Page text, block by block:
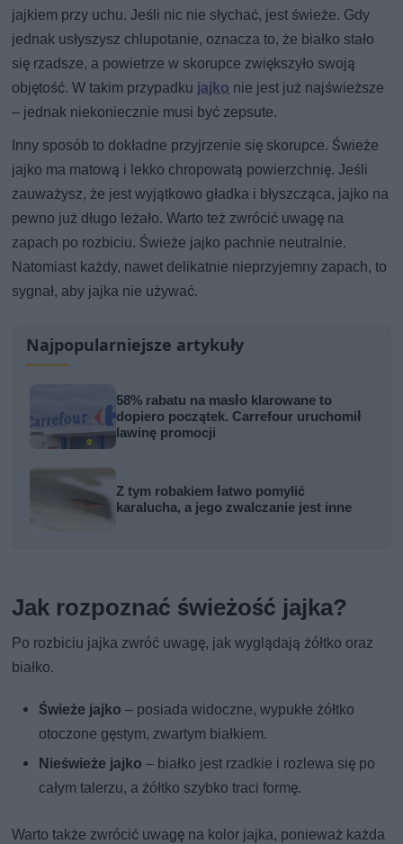
jajkiem przy uchu. Jeśli nic nie słychać, jest świeże. Gdy
jednak usłyszysz chlupotanie, oznacza to, że białko stało
się rzadsze, a powietrze w skorupce zwiększyło swoją
objętość. W takim przypadku jajko nie jest już najświeższe
– jednak niekoniecznie musi być zepsute.
Inny sposób to dokładne przyjrzenie się skorupce. Świeże
jajko ma matową i lekko chropowatą powierzchnię. Jeśli
zauważysz, że jest wyjątkowo gładka i błyszcząca, jajko na
pewno już długo leżało. Warto też zwrócić uwagę na
zapach po rozbiciu. Świeże jajko pachnie neutralnie.
Natomiast każdy, nawet delikatnie nieprzyjemny zapach, to
sygnał, aby jajka nie używać.
Najpopularniejsze artykuły
58% rabatu na masło klarowane to
dopiero początek. Carrefour uruchomił
lawinę promocji
Z tym robakiem łatwo pomylić
karalucha, a jego zwalczanie jest inne
Jak rozpoznać świeżość jajka?
Po rozbiciu jajka zwróć uwagę, jak wyglądają żółtko oraz
białko.
Świeże jajko – posiada widoczne, wypukłe żółtko
otoczone gęstym, zwartym białkiem.
Nieświeże jajko – białko jest rzadkie i rozlewa się po
całym talerzu, a żółtko szybko traci formę.
Warto także zwrócić uwagę na kolor jajka, ponieważ każda